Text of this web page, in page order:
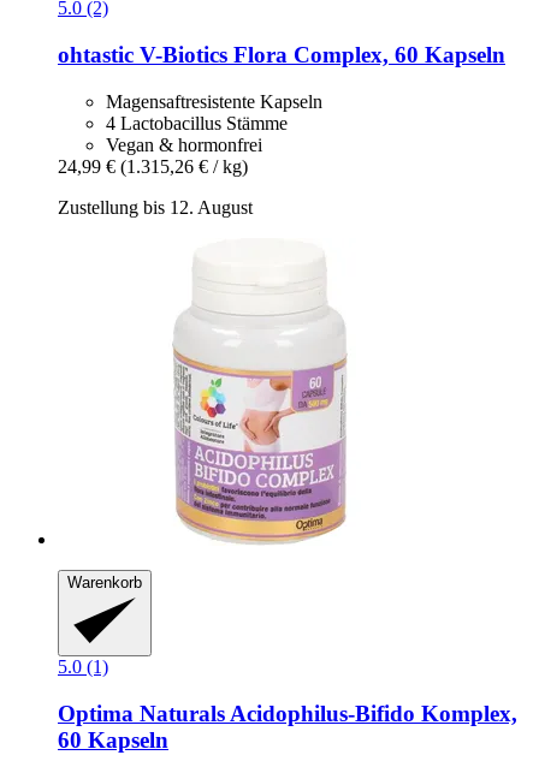
5.0 (2)
ohtastic V-​Biotics Flora Complex, 60 Kapseln
Magensaftresistente Kapseln
4 Lactobacillus Stämme
Vegan & hormonfrei
24,99 € (1.315,26 € / kg)
Zustellung bis 12. August
Warenkorb
5.0 (1)
Optima Naturals Acidophilus-​Bifido Komplex,
60 Kapseln